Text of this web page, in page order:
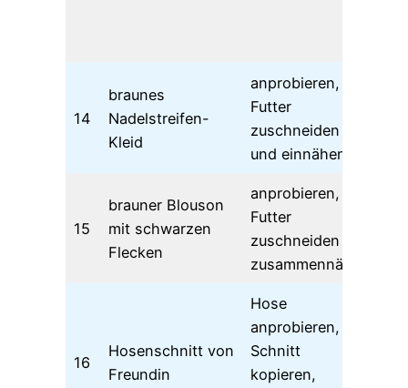
14
braunes
Nadelstreifen-
Kleid
anprobieren,
Futter
zuschneiden
und einnähen
15
brauner Blouson
mit schwarzen
Flecken
anprobieren,
Futter
zuschneiden +
zusammennähen
16
Hosenschnitt von
Freundin
Hose
anprobieren,
Schnitt
kopieren,